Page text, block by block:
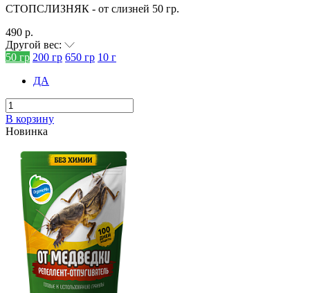
СТОПСЛИЗНЯК - от слизней 50 гр.
490 р.
Другой вес:
50 гр 200 гр 650 гр 10 г
ДА
В корзину
Новинка